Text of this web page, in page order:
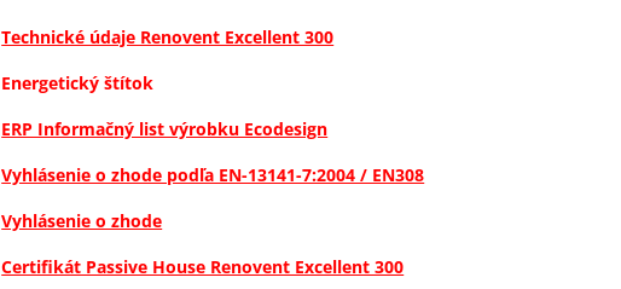
Technické údaje Renovent Excellent 300
Energetický štítok
ERP Informačný list výrobku Ecodesign
Vyhlásenie o zhode podľa EN-13141-7:2004 / EN308
Vyhlásenie o zhode
Certifikát Passive House Renovent Excellent 300